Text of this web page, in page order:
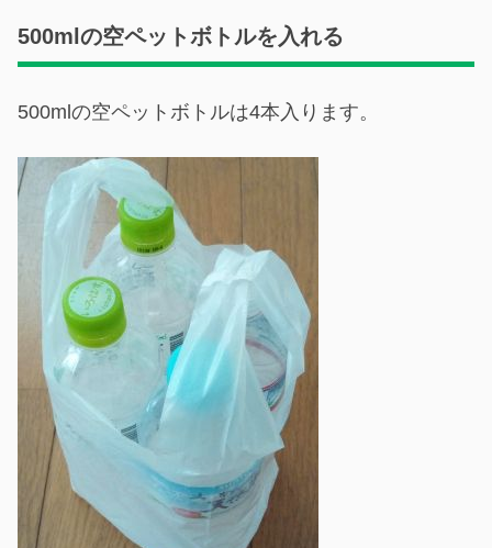
500mlの空ペットボトルを入れる
500mlの空ペットボトルは4本入ります。